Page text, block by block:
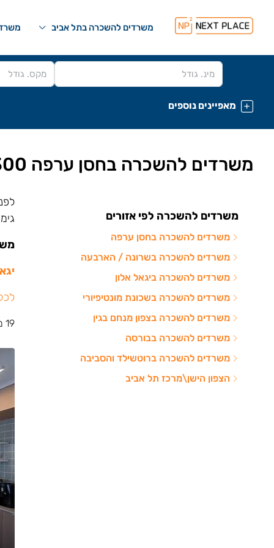
משרדים להשכרה בתל אביב
מאפיינים נוספים
משרדים להשכרה בחסן ערפה 200-300 מ"ר
19 משרדים
משרדים להשכרה לפי אזורים
משרדים להשכרה בחסן ערפה
משרדים להשכרה בשרונה / הארבעה
משרדים להשכרה ביגאל אלון
משרדים להשכרה בשכונת מונטיפיורי
משרדים להשכרה בצפון מנחם בגין
משרדים להשכרה בבורסה
משרדים להשכרה ברוטשילד והסביבה
הצפון הישן\מרכז תל אביב